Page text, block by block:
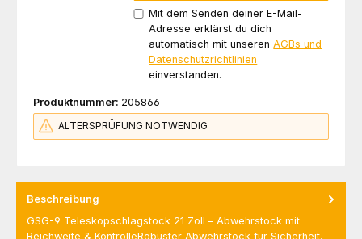
Mit dem Senden deiner E-Mail-
Adresse erklärst du dich
automatisch mit unserenAGBs und
Datenschutzrichtlinien
einverstanden.
Produktnummer: 205866
ALTERSPRÜFUNG NOTWENDIG
Beschreibung
GSG-9 Teleskopschlagstock 21 Zoll – Abwehrstock mit
Reichweite & KontrolleRobuster Abwehrstock für Sicherheit,